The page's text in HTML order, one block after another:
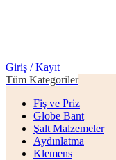
Giriş / Kayıt
Tüm Kategoriler
Fiş ve Priz
Globe Bant
Şalt Malzemeler
Aydınlatma
Klemens